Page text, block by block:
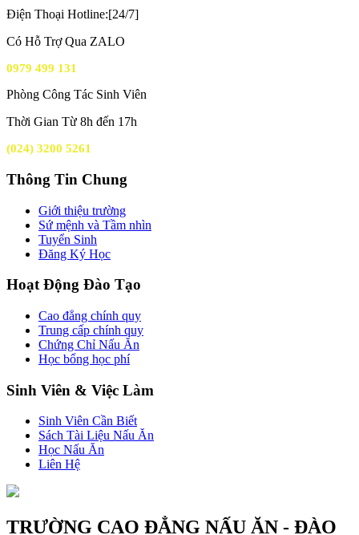
Điện Thoại Hotline:[24/7]
Có Hỗ Trợ Qua ZALO
0979 499 131
Phòng Công Tác Sinh Viên
Thời Gian Từ 8h đến 17h
(024) 3200 5261
Thông Tin Chung
Giới thiệu trường
Sứ mệnh và Tầm nhìn
Tuyển Sinh
Đăng Ký Học
Hoạt Động Đào Tạo
Cao đẳng chính quy
Trung cấp chính quy
Chứng Chỉ Nấu Ăn
Học bổng học phí
Sinh Viên & Việc Làm
Sinh Viên Cần Biết
Sách Tài Liệu Nấu Ăn
Học Nấu Ăn
Liên Hệ
TRƯỜNG CAO ĐẲNG NẤU ĂN - ĐÀO